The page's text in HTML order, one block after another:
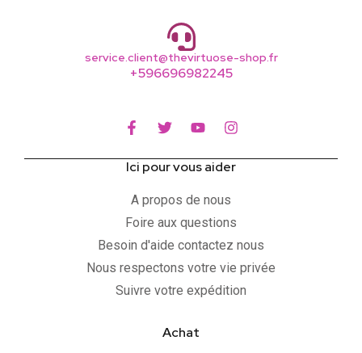
service.client@thevirtuose-shop.fr
+596696982245
Ici pour vous aider
A propos de nous
Foire aux questions
Besoin d'aide contactez nous
Nous respectons votre vie privée
Suivre votre expédition
Achat